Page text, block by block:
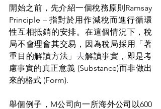
開始之前 ，先介紹一個稅務原則Ramsay
Principle – 指對於用作減稅而進行循環
性互相抵銷的安排。在這個情況下，稅
局不會理會其交易，因為稅局採用 「著
重目的解讀方法 」去解讀事實，即是考
慮事實的真正意義 (Substance)而非做出
來的格式 (Form).
舉個例子，M公司向一所海外公司以600